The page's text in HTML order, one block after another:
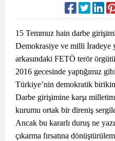
15 Temmuz hain darbe
Demokrasiye ve milli İradeye
arkasındaki FETÖ terör
2016 gecesinde yaptığımız
Türkiye’nin demokratik
Darbe girişimine karşı
kurumu ortak bir direniş
Ancak bu kararlı duruş ne
çıkarma fırsatına